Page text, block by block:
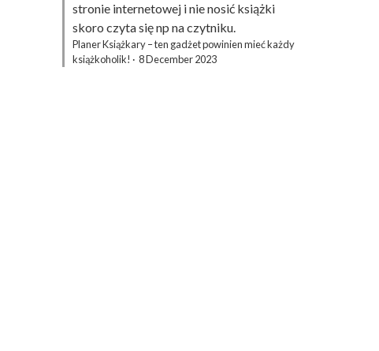
stronie internetowej i nie nosić książki
skoro czyta się np na czytniku.
Planer Książkary – ten gadżet powinien mieć każdy
książkoholik! · 8 December 2023